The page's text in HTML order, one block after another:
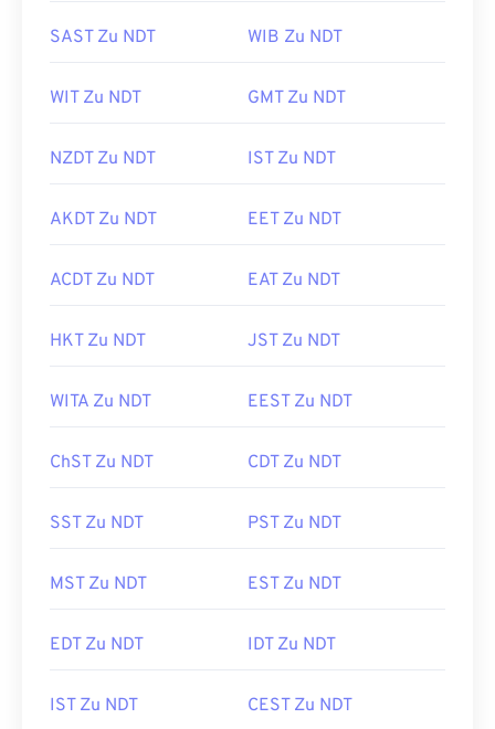
SAST Zu NDT WIB Zu NDT
WIT Zu NDT GMT Zu NDT
NZDT Zu NDT IST Zu NDT
AKDT Zu NDT EET Zu NDT
ACDT Zu NDT EAT Zu NDT
HKT Zu NDT JST Zu NDT
WITA Zu NDT EEST Zu NDT
ChST Zu NDT CDT Zu NDT
SST Zu NDT PST Zu NDT
MST Zu NDT EST Zu NDT
EDT Zu NDT IDT Zu NDT
IST Zu NDT CEST Zu NDT